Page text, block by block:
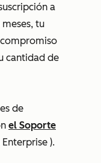
a
tu
cantidad de
de
el Soporte
Enterprise ).